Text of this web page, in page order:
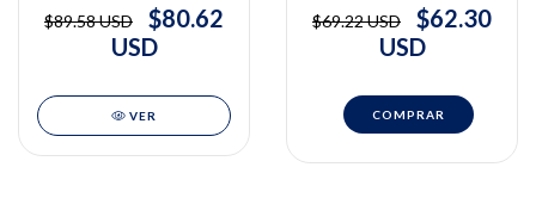
Odontologia | Daniela
Rios, Alessandra B.
Borges, Linda Wang,
$89.58 USD
$80.62
USD
VER
Bioativos em
Odontologia | Daniela
Rios, Alessandra B.
$69.22 USD
$62.30
USD